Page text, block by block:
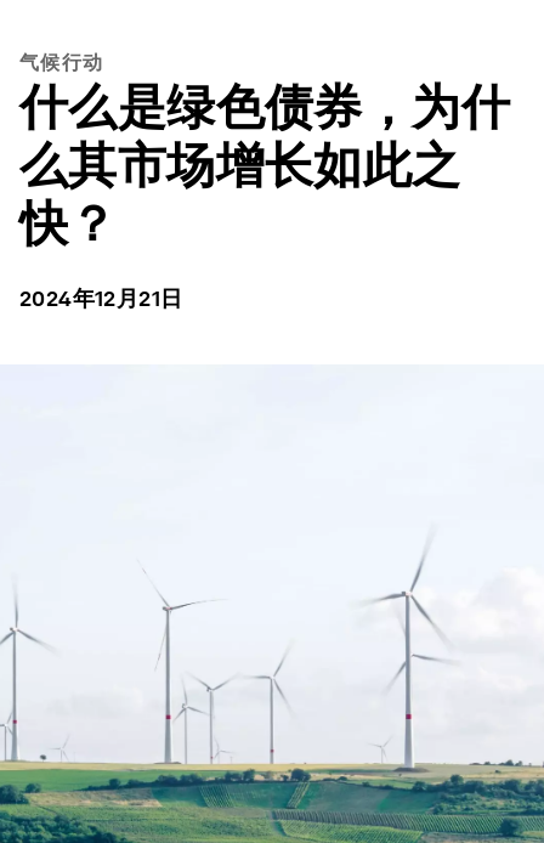
气候行动
什么是绿色债券，为什
么其市场增长如此之
快？
2024年12月21日